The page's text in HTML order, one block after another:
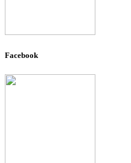
Facebook